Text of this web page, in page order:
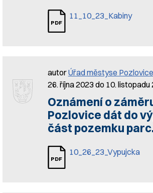
11_10_23_Kabiny
autorÚřad městyse Pozlovice
26. října 2023 do 10. listopadu
Oznámení o
Pozlovice dát do
část pozemku
10_26_23_Vypujcka